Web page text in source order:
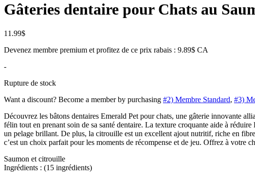
Gâteries dentaire pour Chats au
11.99$
Devenez membre premium et profitez de ce prix rabais : 9.89$ CA
-
Rupture de stock
Want a discount? Become a member by purchasing #2) Membre Standard, #3)
Découvrez les bâtons dentaires Emerald Pet pour chats, une gâterie innovante
félin tout en prenant soin de sa santé dentaire. La texture croquante aide à
un pelage brillant. De plus, la citrouille est un excellent ajout nutritif, riche en
c’est un choix parfait pour les moments de récompense et de jeu. Offrez à votre
Saumon et citrouille
Ingrédients : (15 ingrédients)